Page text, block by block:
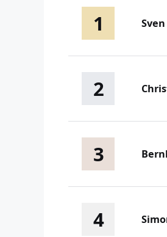
1
2
3
4